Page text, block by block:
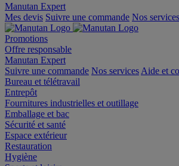
Manutan Expert
offre reconditionnée
Mes devis Suivre une commande Nos services
Promotions
Offre responsable
Manutan Expert
Suivre une commande
Bureau et télétravail
Entrepôt
Fournitures industrielles et outillage
Emballage et bac
Sécurité et santé
Espace extérieur
Restauration